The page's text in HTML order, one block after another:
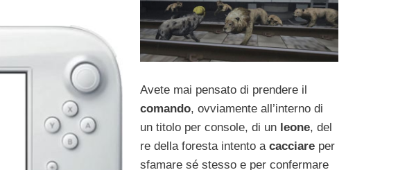
Avete mai pensato di prendere il
comando, ovviamente all’interno di
un titolo per console, di un leone, del
re della foresta intento a cacciare per
sfamare sé stesso e per confermare